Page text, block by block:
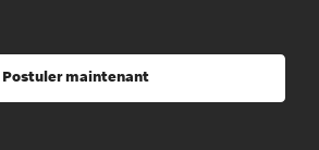
Postuler maintenant